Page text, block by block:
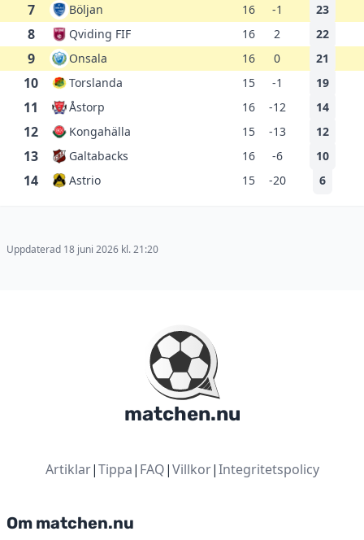
7 Böljan 16 -1 23
8 Qviding FIF 16 2 22
9 Onsala 16 0 21
10 Torslanda 15 -1 19
11 Åstorp 16 -12 14
12 Kongahälla 15 -13 12
13 Galtabacks 16 -6 10
14 Astrio 15 -20 6
Uppdaterad 18 juni 2026 kl. 21:20
matchen.nu
Artiklar|Tippa| FAQ|Villkor|Integritetspolicy
Om matchen.nu